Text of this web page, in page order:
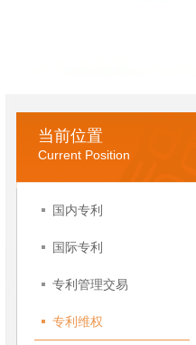
当前位置
Current Position
国内专利
国际专利
专利管理交易
专利维权